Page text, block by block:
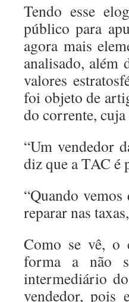
Tendo esse
público para
agora mais
analisado, além
valores
foi objeto de
do corrente,
“Um vendedor
diz que a TAC é
“Quando
reparar nas
Como se vê, o
forma a não
intermediário
vendedor, pois